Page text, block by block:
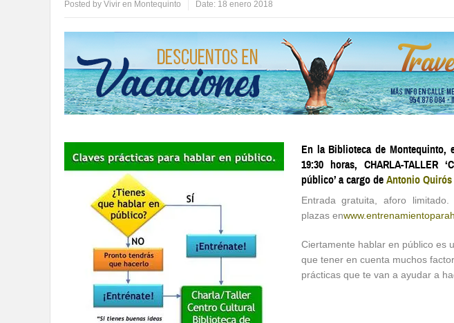
Posted by Vivir en Montequinto Date: 18 enero 2018
En la Biblioteca de Montequinto,
19:30 horas, CHARLA-TALLER
público’ a cargo deAntonio Quirós
Entrada gratuita, aforo
plazas en
Ciertamente hablar en público es
que tener en cuenta muchos
prácticas que te van a ayudar a